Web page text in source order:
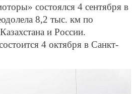
состоялся 4 сентября в
8,2 тыс. км по
и России.
4 октября в Санкт-